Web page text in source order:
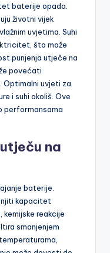
baterije opada.
životni vijek
uvjetima. Suhi
što može
punjenja utječe na
povećati
Optimalni uvjeti za
i suhi okoliš. Ove
performansama
na
baterije.
kapacitet
reakcije
smanjenjem